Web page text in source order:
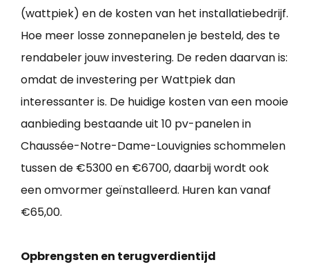
(wattpiek) en de kosten van het installatiebedrijf.
Hoe meer losse zonnepanelen je besteld, des te
rendabeler jouw investering. De reden daarvan is:
omdat de investering per Wattpiek dan
interessanter is. De huidige kosten van een mooie
aanbieding bestaande uit 10 pv-panelen in
Chaussée-Notre-Dame-Louvignies schommelen
tussen de €5300 en €6700, daarbij wordt ook
een omvormer geïnstalleerd. Huren kan vanaf
€65,00.
Opbrengsten en terugverdientijd